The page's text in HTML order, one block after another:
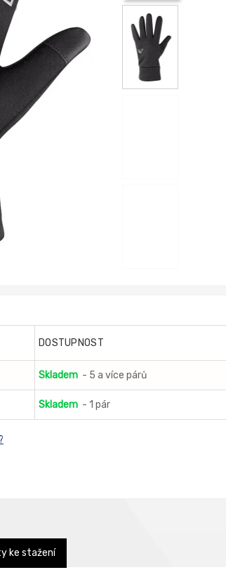
DOSTUPNOST
Skladem - 5 a více párů
Skladem - 1 pár
ke stažení